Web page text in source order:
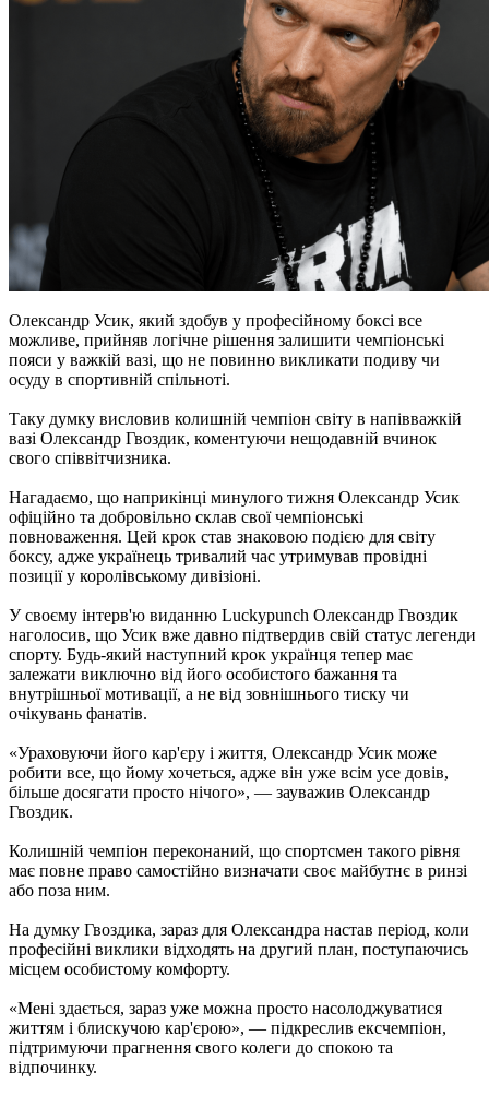
Олександр Усик, який здобув у професійному боксі все
можливе, прийняв логічне рішення залишити чемпіонські
пояси у важкій вазі, що не повинно викликати подиву чи
осуду в спортивній спільноті.
Таку думку висловив колишній чемпіон світу в напівважкій
вазі Олександр Гвоздик, коментуючи нещодавній вчинок
свого співвітчизника.
Нагадаємо, що наприкінці минулого тижня Олександр Усик
офіційно та добровільно склав свої чемпіонські
повноваження. Цей крок став знаковою подією для світу
боксу, адже українець тривалий час утримував провідні
позиції у королівському дивізіоні.
У своєму інтерв'ю виданню Luckypunch Олександр Гвоздик
наголосив, що Усик вже давно підтвердив свій статус легенди
спорту. Будь-який наступний крок українця тепер має
залежати виключно від його особистого бажання та
внутрішньої мотивації, а не від зовнішнього тиску чи
очікувань фанатів.
«Ураховуючи його кар'єру і життя, Олександр Усик може
робити все, що йому хочеться, адже він уже всім усе довів,
більше досягати просто нічого», — зауважив Олександр
Гвоздик.
Колишній чемпіон переконаний, що спортсмен такого рівня
має повне право самостійно визначати своє майбутнє в ринзі
або поза ним.
На думку Гвоздика, зараз для Олександра настав період, коли
професійні виклики відходять на другий план, поступаючись
місцем особистому комфорту.
«Мені здається, зараз уже можна просто насолоджуватися
життям і блискучою кар'єрою», — підкреслив ексчемпіон,
підтримуючи прагнення свого колеги до спокою та
відпочинку.